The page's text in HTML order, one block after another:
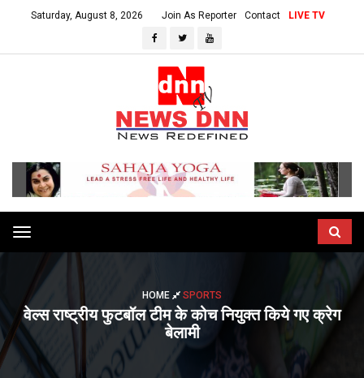
Saturday, August 8, 2026 Join As Reporter Contact LIVE TV
Toggle
navigation
HOME SPORTS
वेल्स राष्ट्रीय फुटबॉल टीम के कोच नियुक्त किये गए क्रेग
बेलामी